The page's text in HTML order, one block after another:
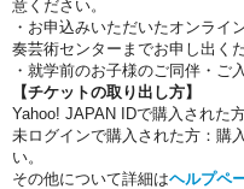
意ください。
・お申込みいただいたオンライ
奏芸術センターまでお申し出く
・就学前のお子様のご同伴・ご
【チケットの取り出し方】
Yahoo! JAPAN IDで購入された方
未ログインで購入された方：購
い。
その他について詳細はヘルプペ